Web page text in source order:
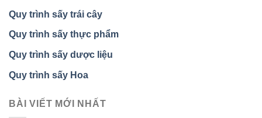
Quy trình sấy trái cây
Quy trình sấy thực phẩm
Quy trình sấy dược liệu
Quy trình sấy Hoa
BÀI VIẾT MỚI NHẤT